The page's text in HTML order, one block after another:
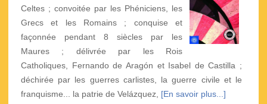
Celtes ; convoitée par les Phéniciens, les
Grecs et les Romains ; conquise et
façonnée pendant 8 siècles par les
Maures ; délivrée par les Rois
Catholiques, Fernando de Aragón et Isabel de Castilla ;
déchirée par les guerres carlistes, la guerre civile et le
franquisme... la patrie de Velázquez, [En savoir plus...]